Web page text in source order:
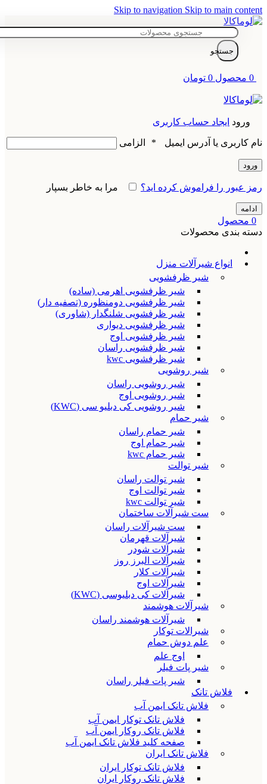
Skip to navigation Skip to main content
جستجو
0 محصول 0 تومان
ورود ایجاد حساب کاربری
نام کاربری یا آدرس ایمیل * الزامی
ورود
رمز عبور را فراموش کرده اید؟ مرا به خاطر بسپار
ادامه
0 محصول
دسته بندی محصولات
انواع شیرآلات منزل
شیر ظرفشویی
شیر ظرفشویی اهرمی (ساده)
شیر ظرفشویی دومنظوره (تصفیه دار)
شیر ظرفشویی شلنگدار (شاوری)
شیر ظرفشویی دیواری
شیر ظرفشویی اوج
شیر ظرفشویی راسان
شیر ظرفشویی kwc
شیر روشویی
شیر روشویی راسان
شیر روشویی اوج
شیر روشویی کی دبلیو سی (KWC)
شیر حمام
شیر حمام راسان
شیر حمام اوج
شیر حمام kwc
شیر توالت
شیر توالت راسان
شیر توالت اوج
شیر توالت kwc
ست شیرآلات ساختمان
ست شیرآلات راسان
شیرآلات قهرمان
شیرآلات شودر
شیرآلات البرز روز
شیرآلات کلار
شیرآلات اوج
شیرآلات کی دبلیوسی (KWC)
شیرآلات هوشمند
شیرآلات هوشمند راسان
شیرالات توکار
علم دوش حمام
اوج علم
شیر پات فیلر
شیر پات فیلر راسان
فلاش تانک
فلاش تانک ایمن آب
فلاش تانک توکار ایمن آب
فلاش تانک روکار ایمن آب
صفحه کلید فلاش تانک ایمن آب
فلاش تانک ایران
فلاش تانک توکار ایران
فلاش تانک روکار ایران